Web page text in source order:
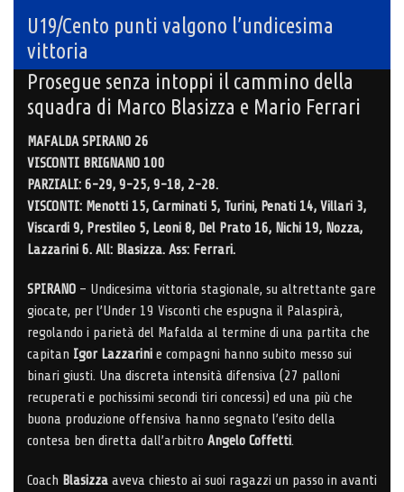
U19/Cento punti valgono l’undicesima
vittoria
Prosegue senza intoppi il cammino della
squadra di Marco Blasizza e Mario Ferrari
MAFALDA SPIRANO 26
VISCONTI BRIGNANO 100
PARZIALI: 6-29, 9-25, 9-18, 2-28.
VISCONTI: Menotti 15, Carminati 5, Turini, Penati 14, Villari 3,
Viscardi 9, Prestileo 5, Leoni 8, Del Prato 16, Nichi 19, Nozza,
Lazzarini 6. All: Blasizza. Ass: Ferrari.
SPIRANO – Undicesima vittoria stagionale, su altrettante gare
giocate, per l’Under 19 Visconti che espugna il Palaspirà,
regolando i parietà del Mafalda al termine di una partita che
capitan Igor Lazzarini e compagni hanno subito messo sui
binari giusti. Una discreta intensità difensiva (27 palloni
recuperati e pochissimi secondi tiri concessi) ed una più che
buona produzione offensiva hanno segnato l’esito della
contesa ben diretta dall’arbitro Angelo Coffetti.
Coach Blasizza aveva chiesto ai suoi ragazzi un passo in avanti